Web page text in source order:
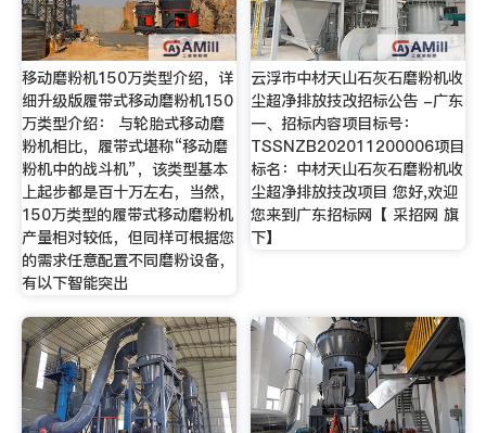
移动磨粉机150万类型介绍，详
细升级版履带式移动磨粉机150
万类型介绍： 与轮胎式移动磨
粉机相比，履带式堪称“移动磨
粉机中的战斗机”，该类型基本
上起步都是百十万左右，当然，
150万类型的履带式移动磨粉机
产量相对较低，但同样可根据您
的需求任意配置不同磨粉设备，
有以下智能突出
云浮市中材天山石灰石磨粉机收
尘超净排放技改招标公告 -广东
一、招标内容项目标号：
TSSNZB202011200006项目
标名：中材天山石灰石磨粉机收
尘超净排放技改项目 您好,欢迎
您来到广东招标网【 采招网 旗
下】